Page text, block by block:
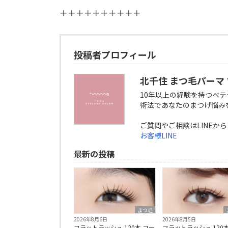
＋＋＋＋＋＋＋＋＋＋
投稿者プロフィール
北千住 まつ毛パー
10年以上の経験を持つベ
術法であなたのまつげ悩み
ご質問やご相談はLINEか
お客様LINE
最新の投稿
まつ毛
2026年8月6日
2026年8月5日